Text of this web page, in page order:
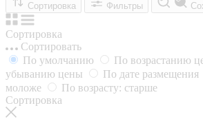
Сортировка
Фильтры
Сортировка
Сортировать
По умолчанию
По возрастанию
убыванию цены
По дате размещения
моложе
По возрасту: старше
Сортировка